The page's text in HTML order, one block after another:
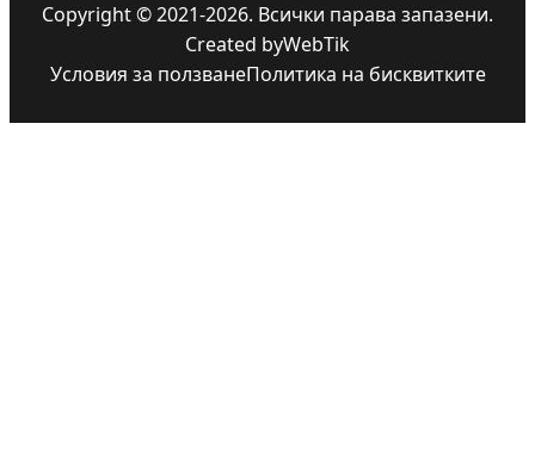
Copyright © 2021-2026. Всички парава запазени.
Created byWebTik
Условия за ползванеПолитика на бисквитките